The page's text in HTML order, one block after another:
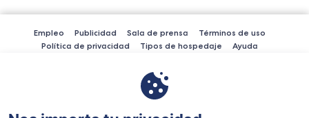
Empleo Publicidad Sala de prensa
Términos de uso
Política de privacidad
Tipos de hospedaje
Ayuda
Expedia Inc. no es responsable del contenido de los sitios web externos.